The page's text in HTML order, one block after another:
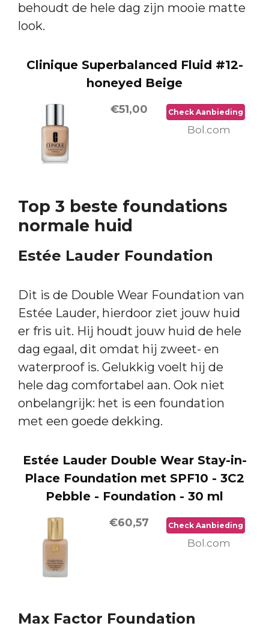
behoudt de hele dag zijn mooie matte
look.
Clinique Superbalanced Fluid #12-
honeyed Beige
€51,00 Check Aanbieding
Bol.com
Top 3 beste foundations
normale huid
Estée Lauder Foundation
Dit is de Double Wear Foundation van
Estée Lauder, hierdoor ziet jouw huid
er fris uit. Hij houdt jouw huid de hele
dag egaal, dit omdat hij zweet- en
waterproof is. Gelukkig voelt hij de
hele dag comfortabel aan. Ook niet
onbelangrijk: het is een foundation
met een goede dekking.
Estée Lauder Double Wear Stay-in-
Place Foundation met SPF10 - 3C2
Pebble - Foundation - 30 ml
€60,57 Check Aanbieding
Bol.com
Max Factor Foundation